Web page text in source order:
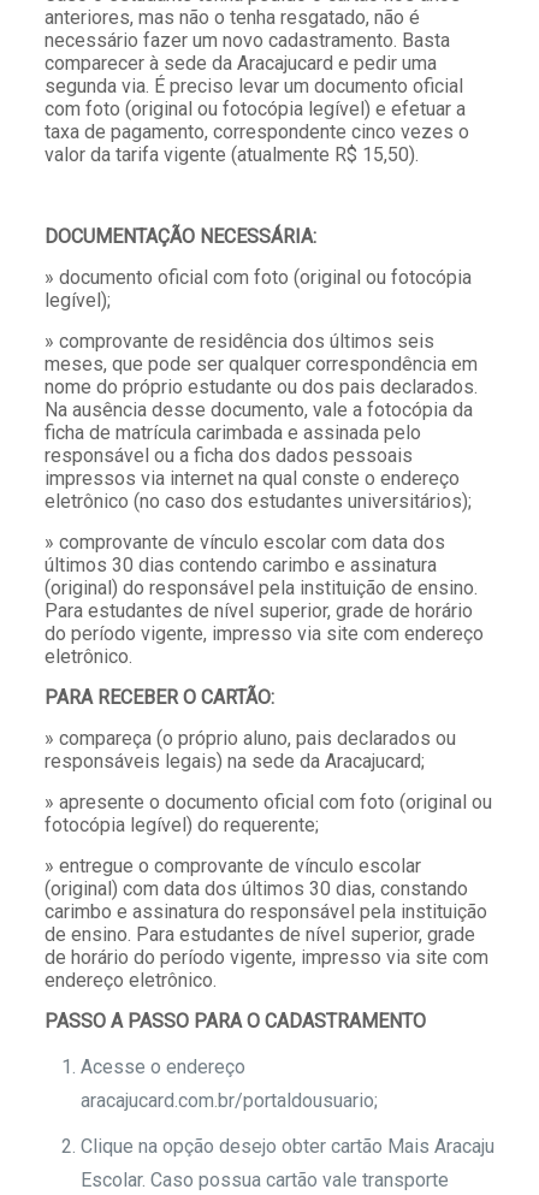
anteriores, mas não o tenha resgatado, não é
necessário fazer um novo cadastramento. Basta
comparecer à sede da Aracajucard e pedir uma
segunda via. É preciso levar um documento oficial
com foto (original ou fotocópia legível) e efetuar a
taxa de pagamento, correspondente cinco vezes o
valor da tarifa vigente (atualmente R$ 15,50).
DOCUMENTAÇÃO NECESSÁRIA:
» documento oficial com foto (original ou fotocópia
legível);
» comprovante de residência dos últimos seis
meses, que pode ser qualquer correspondência em
nome do próprio estudante ou dos pais declarados.
Na ausência desse documento, vale a fotocópia da
ficha de matrícula carimbada e assinada pelo
responsável ou a ficha dos dados pessoais
impressos via internet na qual conste o endereço
eletrônico (no caso dos estudantes universitários);
» comprovante de vínculo escolar com data dos
últimos 30 dias contendo carimbo e assinatura
(original) do responsável pela instituição de ensino.
Para estudantes de nível superior, grade de horário
do período vigente, impresso via site com endereço
eletrônico.
PARA RECEBER O CARTÃO:
» compareça (o próprio aluno, pais declarados ou
responsáveis legais) na sede da Aracajucard;
» apresente o documento oficial com foto (original ou
fotocópia legível) do requerente;
» entregue o comprovante de vínculo escolar
(original) com data dos últimos 30 dias, constando
carimbo e assinatura do responsável pela instituição
de ensino. Para estudantes de nível superior, grade
de horário do período vigente, impresso via site com
endereço eletrônico.
PASSO A PASSO PARA O CADASTRAMENTO
Acesse o endereço
aracajucard.com.br/portaldousuario;
Clique na opção desejo obter cartão Mais Aracaju
Escolar. Caso possua cartão vale transporte